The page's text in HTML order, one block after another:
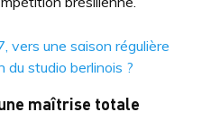
vers une saison régulière
du studio berlinois ?
maîtrise totale